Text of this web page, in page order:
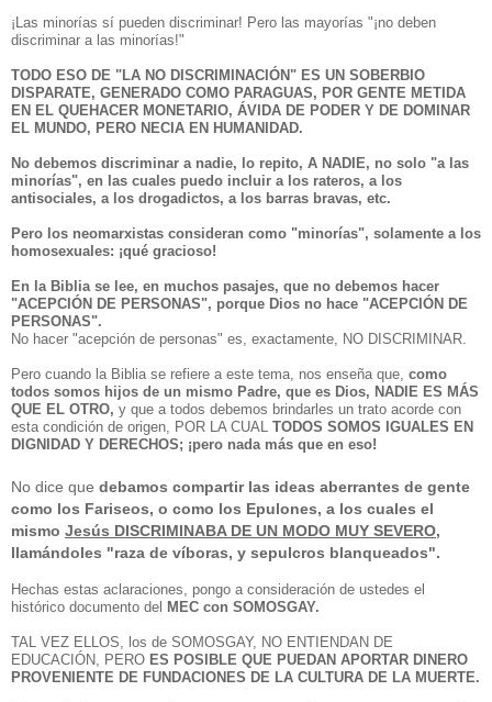
¡Las minorías sí pueden discriminar! Pero las mayorías "¡no deben
discriminar a las minorías!"
TODO ESO DE "LA NO DISCRIMINACIÓN" ES UN SOBERBIO
DISPARATE, GENERADO COMO PARAGUAS, POR GENTE METIDA
EN EL QUEHACER MONETARIO, ÁVIDA DE PODER Y DE DOMINAR
EL MUNDO, PERO NECIA EN HUMANIDAD.
No debemos discriminar a nadie, lo repito, A NADIE, no solo "a las
minorías", en las cuales puedo incluir a los rateros, a los
antisociales, a los drogadictos, a los barras bravas, etc.
Pero los neomarxistas consideran como "minorías", solamente a los
homosexuales: ¡qué gracioso!
En la Biblia se lee, en muchos pasajes, que no debemos hacer
"ACEPCIÓN DE PERSONAS", porque Dios no hace "ACEPCIÓN DE
PERSONAS".
No hacer "acepción de personas" es, exactamente, NO DISCRIMINAR.
Pero cuando la Biblia se refiere a este tema, nos enseña que, como
todos somos hijos de un mismo Padre, que es Dios, NADIE ES MÁS
QUE EL OTRO, y que a todos debemos brindarles un trato acorde con
esta condición de origen, POR LA CUAL TODOS SOMOS IGUALES EN
DIGNIDAD Y DERECHOS; ¡pero nada más que en eso!
No dice que debamos compartir las ideas aberrantes de gente
como los Fariseos, o como los Epulones, a los cuales el
mismo Jesús DISCRIMINABA DE UN MODO MUY SEVERO,
llamándoles "raza de víboras, y sepulcros blanqueados".
Hechas estas aclaraciones, pongo a consideración de ustedes el
histórico documento del MEC con SOMOSGAY.
TAL VEZ ELLOS, los de SOMOSGAY, NO ENTIENDAN DE
EDUCACIÓN, PERO ES POSIBLE QUE PUEDAN APORTAR DINERO
PROVENIENTE DE FUNDACIONES DE LA CULTURA DE LA MUERTE.